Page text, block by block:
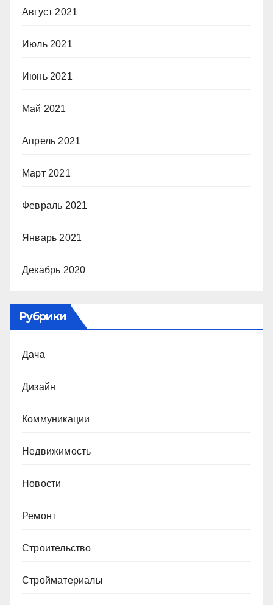
Август 2021
Июль 2021
Июнь 2021
Май 2021
Апрель 2021
Март 2021
Февраль 2021
Январь 2021
Декабрь 2020
Рубрики
Дача
Дизайн
Коммуникации
Недвижимость
Новости
Ремонт
Строительство
Стройматериалы